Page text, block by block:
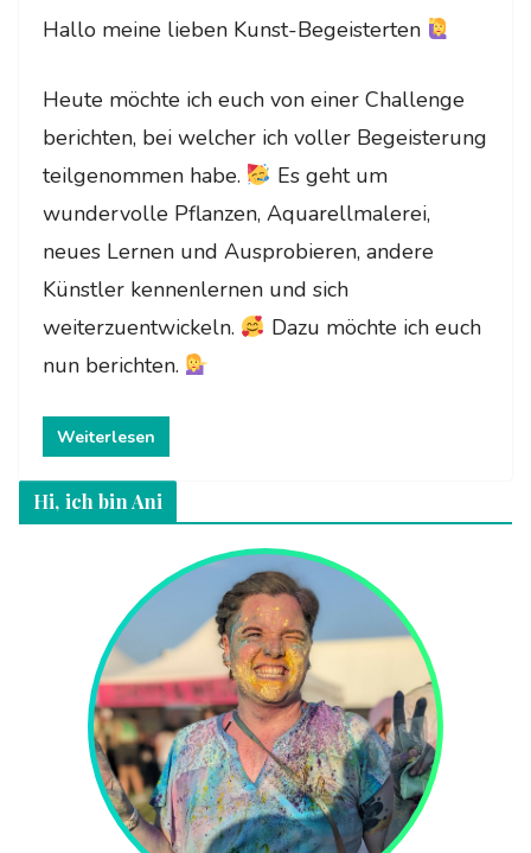
Hallo meine lieben Kunst-Begeisterten
Heute möchte ich euch von einer Challenge
berichten, bei welcher ich voller Begeisterung
teilgenommen habe.
Es geht um
wundervolle Pflanzen, Aquarellmalerei,
neues Lernen und Ausprobieren, andere
Künstler kennenlernen und sich
weiterzuentwickeln.
Dazu möchte ich euch
nun berichten.
Weiterlesen
Hi, ich bin Ani